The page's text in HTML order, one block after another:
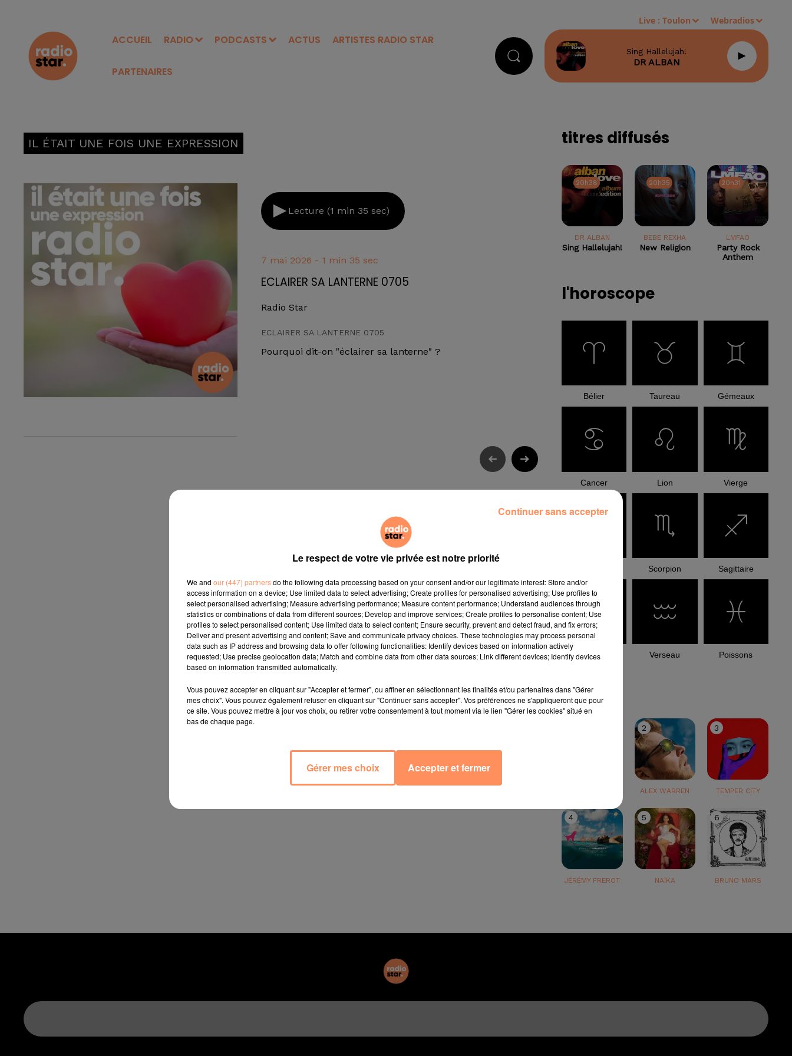
ACCUEIL RADIO PODCASTS ACTUS ARTISTES RADIO STAR
PARTENAIRES
Live :Toulon Webradios
Sing Hallelujah!
DR ALBAN
IL ÉTAIT UNE FOIS UNE EXPRESSION
Lecture (1 min 35 sec)
7 mai 2026 - 1 min 35 sec
ECLAIRER SA LANTERNE 0705
Radio Star
ECLAIRER SA LANTERNE 0705
Pourquoi dit-on "éclairer sa lanterne" ?
titres diffusés
20h38
20h38
DR ALBAN
Sing Hallelujah!
20h35
20h35
BEBE REXHA
New Religion
20h31
20h31
LMFAO
Party Rock
Anthem
l'horoscope
Bélier Taureau Gémeaux
Cancer Lion Vierge
Scorpion Sagittaire
Capricorne Verseau Poissons
le top
2
ALEX WARREN
3
TEMPER CITY
4
JÉRÉMY FREROT
5
NAÏKA
6
BRUNO MARS
Le respect de votre vie privée est notre priorité
We and our (447) partnersdo the following data processing based on your consent and/or our legitimate interest: Store and/or
access information on a device; Use limited data to select advertising; Create profiles for personalised advertising; Use profiles to
select personalised advertising; Measure advertising performance; Measure content performance; Understand audiences through
statistics or combinations of data from different sources; Develop and improve services; Create profiles to personalise content; Use
profiles to select personalised content; Use limited data to select content; Ensure security, prevent and detect fraud, and fix errors;
Deliver and present advertising and content; Save and communicate privacy choices. These technologies may process personal
data such as IP address and browsing data to offer following functionalities: Identify devices based on information actively
requested; Use precise geolocation data; Match and combine data from other data sources; Link different devices; Identify devices
based on information transmitted automatically.
Vous pouvez accepter en cliquant sur "Accepter et fermer", ou affiner en sélectionnant les finalités et/ou partenaires dans "Gérer
mes choix". Vous pouvez également refuser en cliquant sur "Continuer sans accepter". Vos préférences ne s'appliqueront que pour
ce site. Vous pouvez mettre à jour vos choix, ou retirer votre consentement à tout moment via le lien "Gérer les cookies" situé en
bas de chaque page.
Gérer mes choix Accepter et fermer
Continuer sans accepter